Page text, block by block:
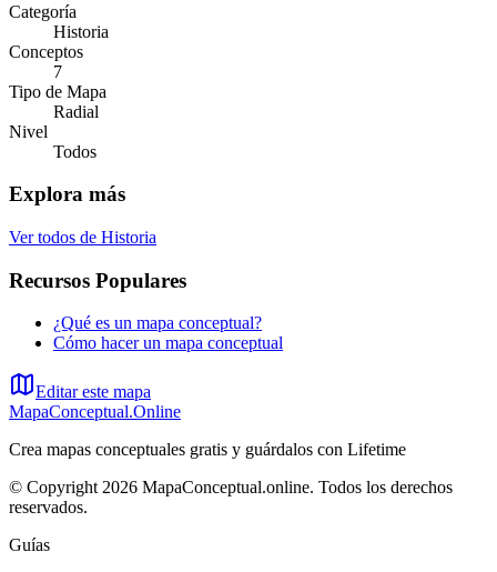
Categoría
Historia
Conceptos
7
Tipo de Mapa
Radial
Nivel
Todos
Explora más
Ver todos de Historia
Recursos Populares
¿Qué es un mapa conceptual?
Cómo hacer un mapa conceptual
Editar este mapa
MapaConceptual.Online
Crea mapas conceptuales gratis y guárdalos con Lifetime
© Copyright 2026 MapaConceptual.online. Todos los derechos
reservados.
Guías